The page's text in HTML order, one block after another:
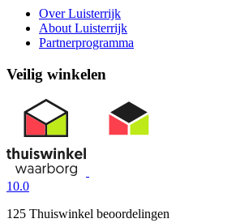
Over Luisterrijk
About Luisterrijk
Partnerprogramma
Veilig winkelen
10.0
125 Thuiswinkel beoordelingen